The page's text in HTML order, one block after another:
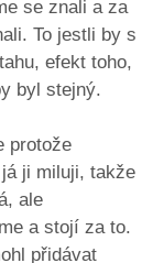
se znali a za
To jestli by s
efekt toho,
byl stejný.
protože
ji miluji, takže
ale
a stojí za to.
přidávat